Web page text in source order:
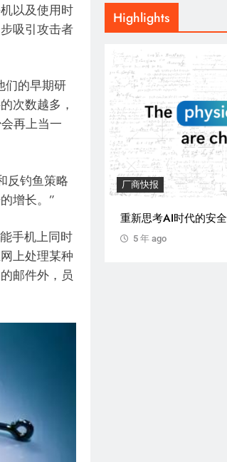
以及使用时
吸引攻击者
们的早期研
次数越多，
再上当一
反钓鱼策略
增长。”
手机上同时
上处理某种
邮件外，员
Highlights
厂商快报
重新思考AI时代的安全
5 年 ago